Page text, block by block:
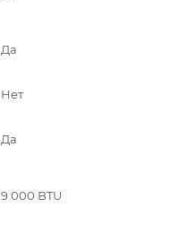
Да
Нет
Да
9 000 BTU